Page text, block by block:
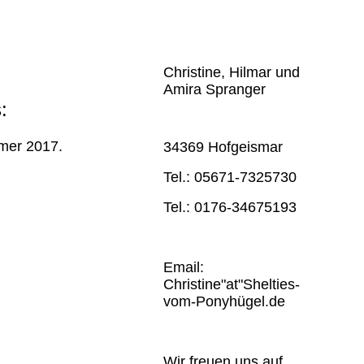
2017.
Christine, Hilmar und
Amira Spranger
34369 Hofgeismar
Tel.: 05671-7325730
Tel.: 0176-34675193
Email:
Christine"at"Shelties-
vom-Ponyhügel.de